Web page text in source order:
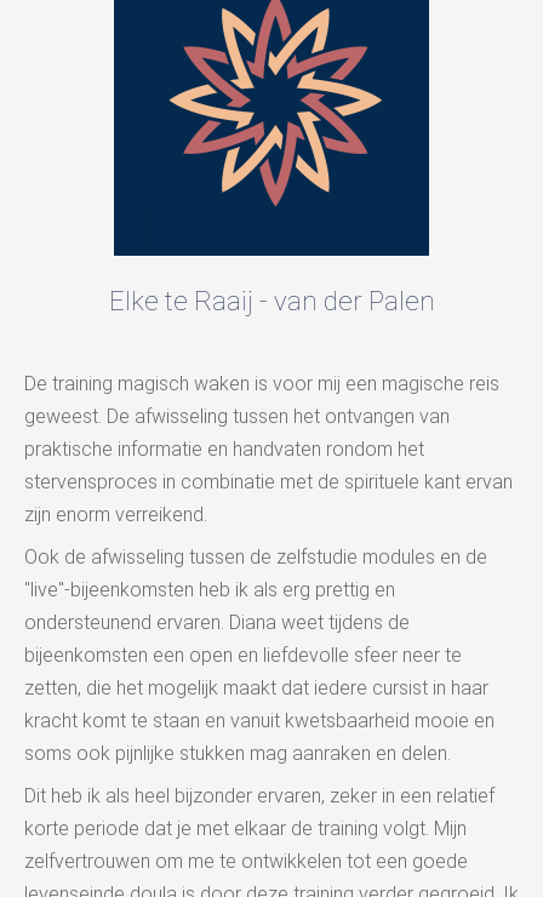
Elke te Raaij - van der Palen
De training magisch waken is voor mij een magische reis
geweest. De afwisseling tussen het ontvangen van
praktische informatie en handvaten rondom het
stervensproces in combinatie met de spirituele kant ervan
zijn enorm verreikend.
Ook de afwisseling tussen de zelfstudie modules en de
"live"-bijeenkomsten heb ik als erg prettig en
ondersteunend ervaren. Diana weet tijdens de
bijeenkomsten een open en liefdevolle sfeer neer te
zetten, die het mogelijk maakt dat iedere cursist in haar
kracht komt te staan en vanuit kwetsbaarheid mooie en
soms ook pijnlijke stukken mag aanraken en delen.
Dit heb ik als heel bijzonder ervaren, zeker in een relatief
korte periode dat je met elkaar de training volgt. Mijn
zelfvertrouwen om me te ontwikkelen tot een goede